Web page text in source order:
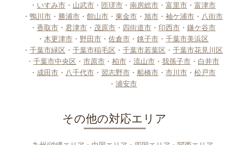
・ いすみ市 ・ 山武市 ・ 匝瑳市 ・ 南房総市 ・ 富里市 ・ 富津市
・ 鴨川市 ・ 勝浦市 ・ 館山市 ・ 東金市 ・ 旭市 ・ 袖ケ浦市 ・ 八街市
・ 香取市 ・ 君津市 ・ 茂原市 ・ 四街道市 ・ 印西市 ・ 鎌ケ谷市
・ 木更津市 ・ 野田市 ・ 佐倉市 ・ 銚子市 ・ 千葉市美浜区
・ 千葉市緑区 ・ 千葉市稲毛区 ・ 千葉市若葉区 ・ 千葉市花見川区
・ 千葉市中央区 ・ 市原市 ・ 柏市 ・ 流山市 ・ 我孫子市 ・ 白井市
・ 成田市 ・ 八千代市 ・ 習志野市 ・ 船橋市 ・ 市川市 ・ 松戸市
・ 浦安市
その他の対応エリア